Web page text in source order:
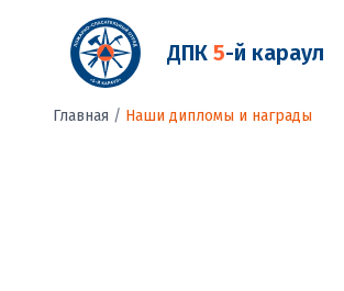
ДПК 5-й караул
Главная / Наши дипломы и награды